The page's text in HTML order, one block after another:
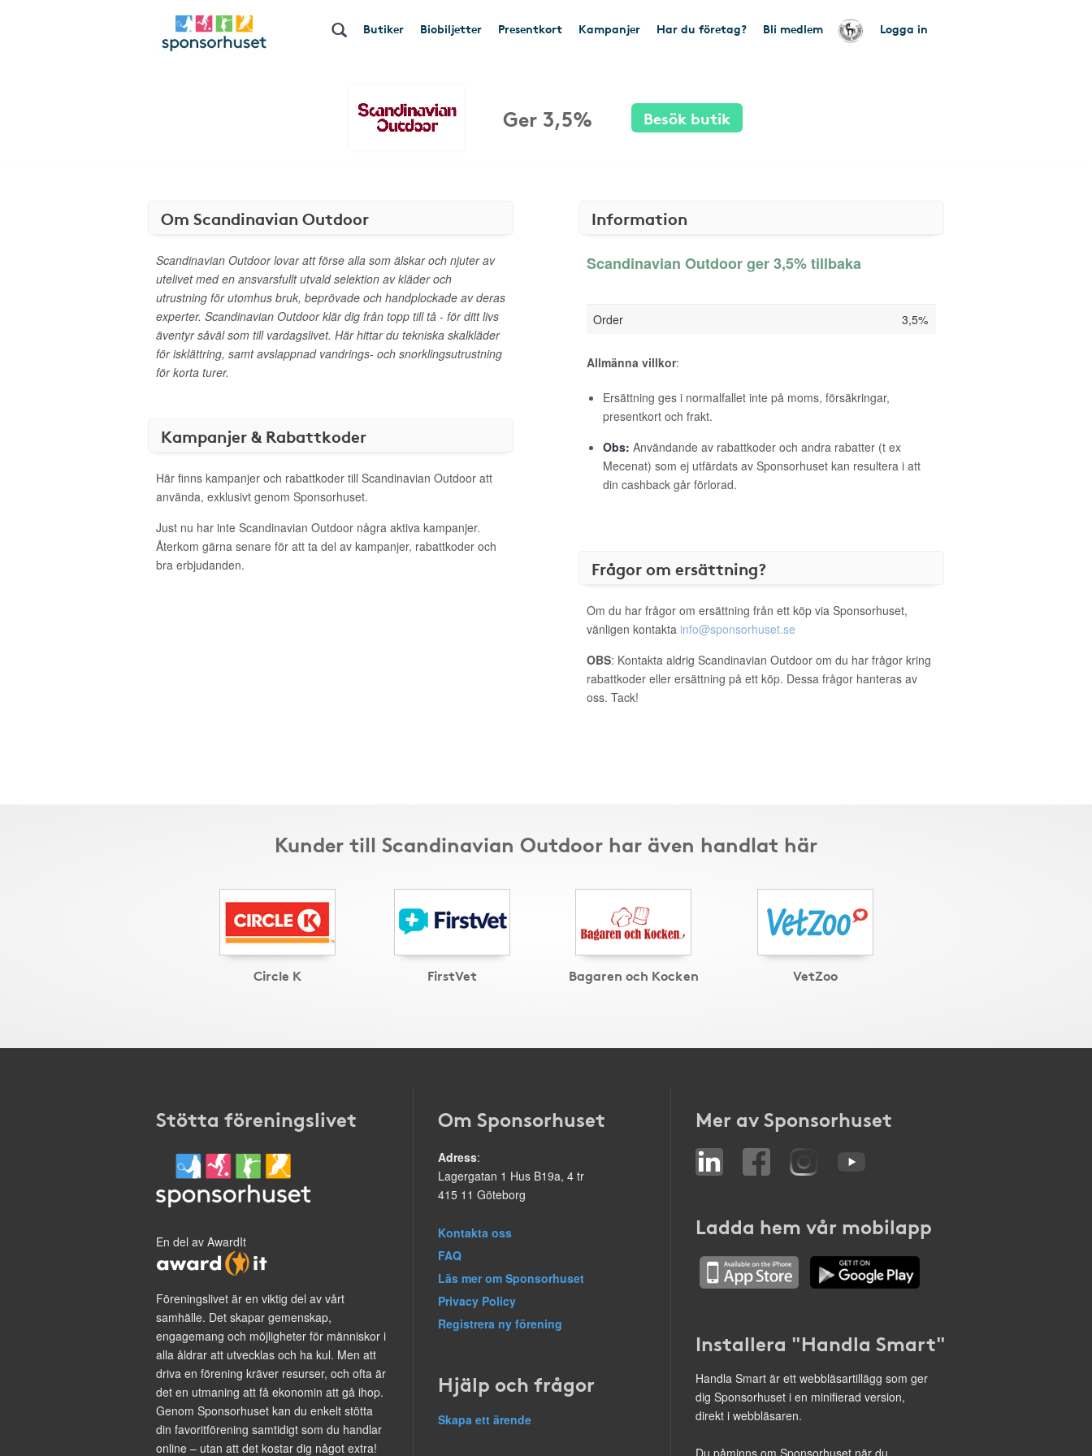
Butiker Biobiljetter Presentkort Kampanjer Har du företag? Bli medlem Logga in
Ger 3,5% Besök butik
Om Scandinavian Outdoor
Scandinavian Outdoor lovar att förse alla som älskar och njuter av
utelivet med en ansvarsfullt utvald selektion av kläder och
utrustning för utomhus bruk, beprövade och handplockade av deras
experter. Scandinavian Outdoor klär dig från topp till tå - för ditt livs
äventyr såväl som till vardagslivet. Här hittar du tekniska skalkläder
för isklättring, samt avslappnad vandrings- och snorklingsutrustning
för korta turer.
Kampanjer & Rabattkoder
Här finns kampanjer och rabattkoder till Scandinavian Outdoor att
använda, exklusivt genom Sponsorhuset.
Just nu har inte Scandinavian Outdoor några aktiva kampanjer.
Återkom gärna senare för att ta del av kampanjer, rabattkoder och
bra erbjudanden.
Information
Scandinavian Outdoor ger 3,5% tillbaka
Order 3,5%
Allmänna villkor:
Ersättning ges i normalfallet inte på moms, försäkringar,
presentkort och frakt.
Obs: Användande av rabattkoder och andra rabatter (t ex
Mecenat) som ej utfärdats av Sponsorhuset kan resultera i att
din cashback går förlorad.
Frågor om ersättning?
Om du har frågor om ersättning från ett köp via Sponsorhuset,
vänligen kontakta info@sponsorhuset.se
OBS: Kontakta aldrig Scandinavian Outdoor om du har frågor kring
rabattkoder eller ersättning på ett köp. Dessa frågor hanteras av
oss. Tack!
Kunder till Scandinavian Outdoor har även handlat här
Circle K FirstVet Bagaren och Kocken VetZoo
Stötta föreningslivet
En del av AwardIt
Föreningslivet är en viktig del av vårt
samhälle. Det skapar gemenskap,
engagemang och möjligheter för människor i
alla åldrar att utvecklas och ha kul. Men att
driva en förening kräver resurser, och ofta är
det en utmaning att få ekonomin att gå ihop.
Genom Sponsorhuset kan du enkelt stötta
din favoritförening samtidigt som du handlar
online – utan att det kostar dig något extra!
Om Sponsorhuset
Adress:
Lagergatan 1 Hus B19a, 4 tr
415 11 Göteborg
Kontakta oss
FAQ
Läs mer om Sponsorhuset
Privacy Policy
Registrera ny förening
Hjälp och frågor
Skapa ett ärende
Mer av Sponsorhuset
Ladda hem vår mobilapp
Installera "Handla Smart"
Handla Smart är ett webbläsartillägg som ger
dig Sponsorhuset i en minifierad version,
direkt i webbläsaren.